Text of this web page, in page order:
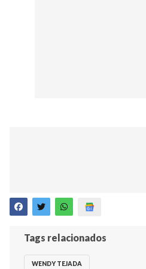
Tags relacionados
WENDY TEJADA